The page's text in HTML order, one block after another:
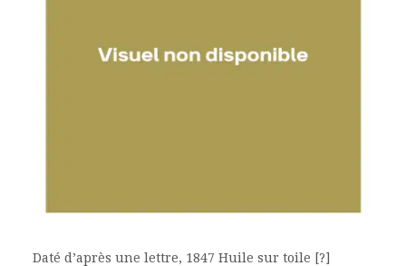
Daté d’après une lettre, 1847 Huile sur toile [?]